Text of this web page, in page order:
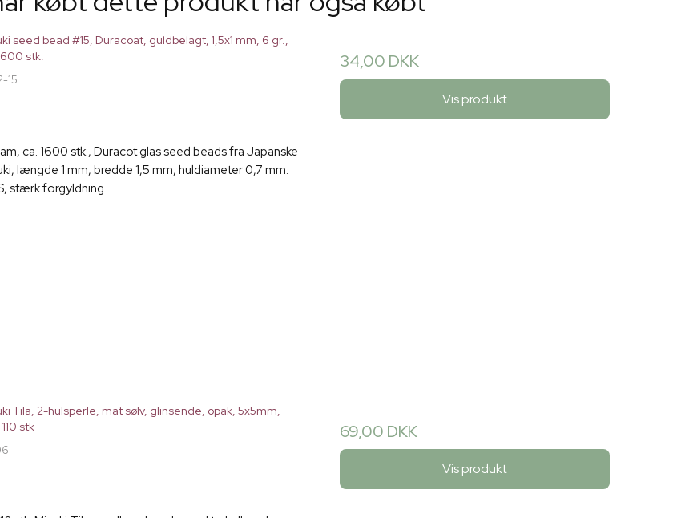
seed bead #15, Duracoat, guldbelagt, 1,5x1 mm, 6 gr.,
stk.
15
ca. 1600 stk., Duracot glas seed beads fra Japanske
længde 1 mm, bredde 1,5 mm, huldiameter 0,7 mm.
stærk forgyldning
34,00 DKK
Vis produkt
Tila, 2-hulsperle, mat sølv, glinsende, opak, 5x5mm,
stk
69,00 DKK
Vis produkt